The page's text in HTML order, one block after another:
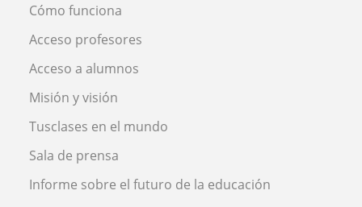
Cómo funciona
Acceso profesores
Acceso a alumnos
Misión y visión
Tusclases en el mundo
Sala de prensa
Informe sobre el futuro de la educación